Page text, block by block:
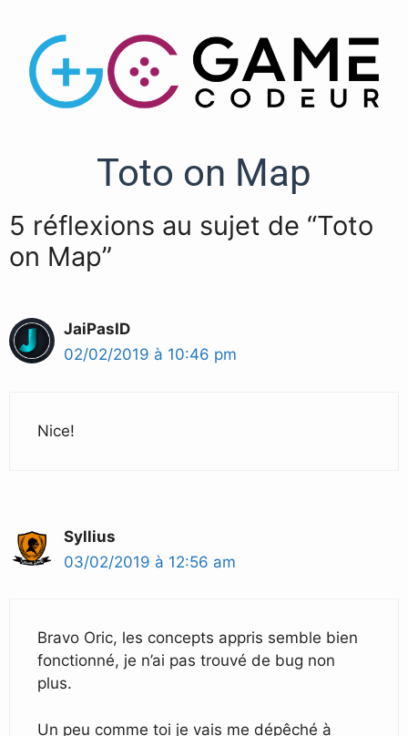
Toto on Map
5 réflexions au sujet de “Toto
on Map”
JaiPasID
02/02/2019 à 10:46 pm
Nice!
Syllius
03/02/2019 à 12:56 am
Bravo Oric, les concepts appris semble bien
fonctionné, je n’ai pas trouvé de bug non
plus.
Un peu comme toi je vais me dépêché à